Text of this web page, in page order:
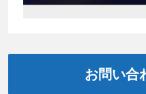
お問い合